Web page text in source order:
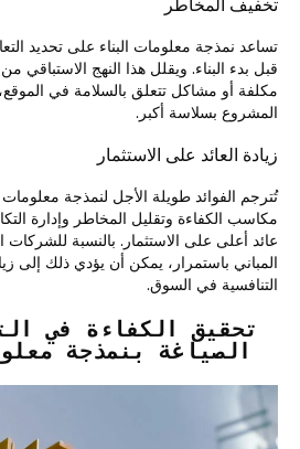
تساعد نمذجة معلومات البناء على تحديد
قبل بدء البناء. ويقلل هذا النهج الاستباقي
مكلفة أو مشاكل تتعلق بالسلامة في
المشروع بسلاسة أكبر.
زيادة العائد على الاستثمار
تُترجم الفوائد طويلة الأجل لنمذجة
مكاسب الكفاءة وتقليل المخاطر وإدارة
عائد أعلى على الاستثمار. بالنسبة
المباني باستمرار، يمكن أن يؤدي ذلك إلى
التنافسية في السوق.
تحقيق الكفاءة في
الصياغة بنمذجة